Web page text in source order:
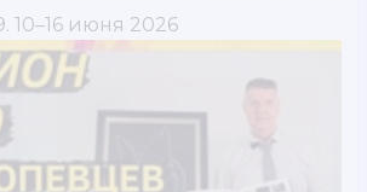
10–16 июня 2026